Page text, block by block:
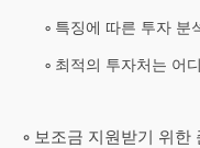
특징에 따른 투자 분
최적의 투자처는 어
보조금 지원받기 위한